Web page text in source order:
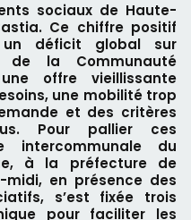
sociaux de Haute-
Ce chiffre positif
déficit global sur
de la Communauté
offre vieillissante
une mobilité trop
et des critères
Pour pallier ces
intercommunale du
à la préfecture de
midi, en présence des
s’est fixée trois
pour faciliter les